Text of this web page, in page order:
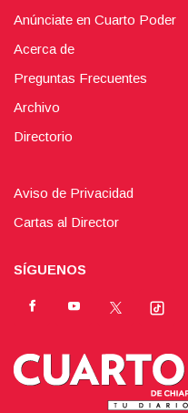
Anúnciate en Cuarto Poder
Acerca de
Preguntas Frecuentes
Archivo
Directorio
Aviso de Privacidad
Cartas al Director
SÍGUENOS